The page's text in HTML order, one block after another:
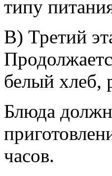
типу
В) Третий
белый хлеб,
Блюда
часов.